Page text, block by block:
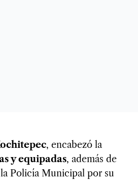
, encabezó la
y equipadas, además de
Policía Municipal por su